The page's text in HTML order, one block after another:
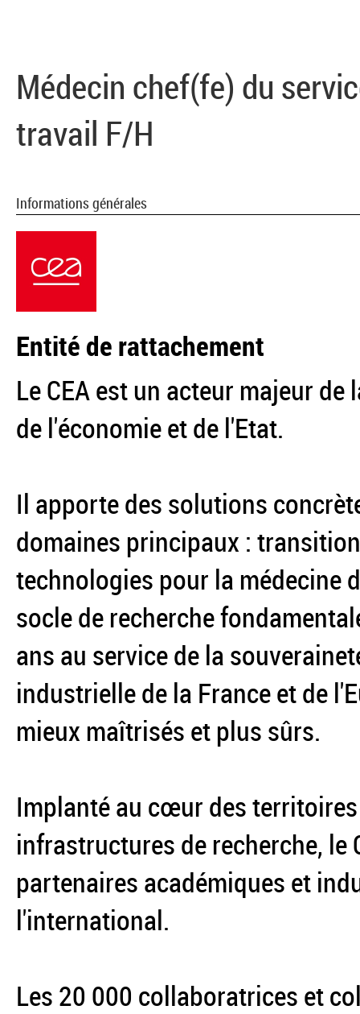
Médecin chef(fe) du
travail F/H
Informations générales
Entité de rattachement
Le CEA est un acteur majeur
de l'économie et de l'Etat.
Il apporte des solutions
domaines principaux :
technologies pour la médecine
socle de recherche
ans au service de la
industrielle de la France et de
mieux maîtrisés et plus sûrs.
Implanté au cœur des
infrastructures de recherche, le
partenaires académiques et
l'international.
Les 20 000 collaboratrices et